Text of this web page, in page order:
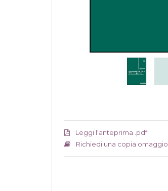
Leggi l'anteprima .pdf
Richiedi una copia omaggio